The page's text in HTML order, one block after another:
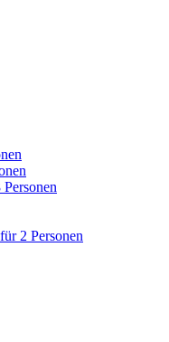
2 Personen